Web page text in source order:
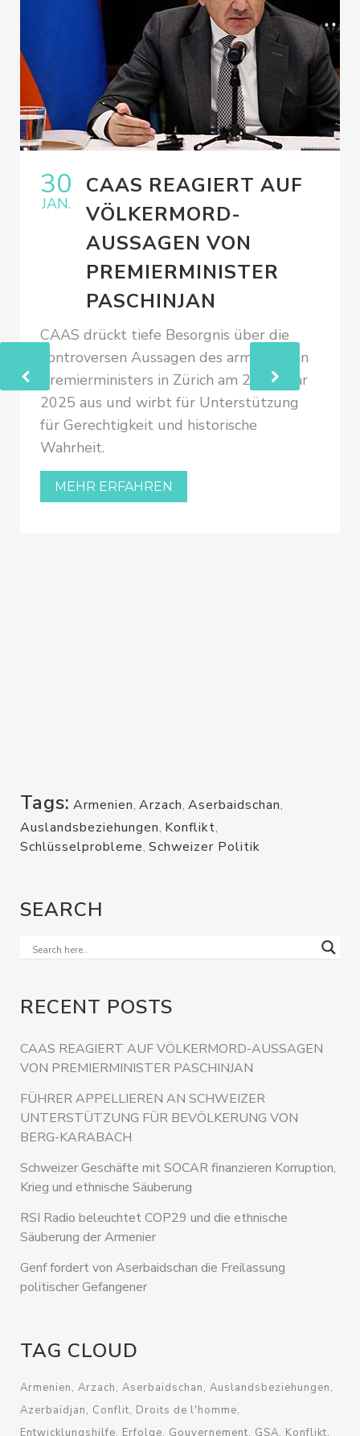
30
JAN.
CAAS REAGIERT AUF
VÖLKERMORD-
AUSSAGEN VON
PREMIERMINISTER
PASCHINJAN
CAAS drückt tiefe Besorgnis über die
kontroversen Aussagen des armenischen
Premierministers in Zürich am 24. Januar
2025 aus und wirbt für Unterstützung
für Gerechtigkeit und historische
Wahrheit.
MEHR ERFAHREN
Tags: Armenien, Arzach, Aserbaidschan,
Auslandsbeziehungen, Konflikt,
Schlüsselprobleme, Schweizer Politik
SEARCH
RECENT POSTS
CAAS REAGIERT AUF VÖLKERMORD-AUSSAGEN
VON PREMIERMINISTER PASCHINJAN
FÜHRER APPELLIEREN AN SCHWEIZER
UNTERSTÜTZUNG FÜR BEVÖLKERUNG VON
BERG-KARABACH
Schweizer Geschäfte mit SOCAR finanzieren Korruption,
Krieg und ethnische Säuberung
RSI Radio beleuchtet COP29 und die ethnische
Säuberung der Armenier
Genf fordert von Aserbaidschan die Freilassung
politischer Gefangener
TAG CLOUD
Armenien Arzach Aserbaidschan Auslandsbeziehungen
Azerbaïdjan
Conflit Droits de l'homme